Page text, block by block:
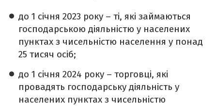
до 1 січня 2023 року – ті, які займаються
господарською діяльністю у населених
пунктах з чисельністю населення у понад
25 тисяч осіб;
до 1 січня 2024 року – торговці, які
провадять господарську діяльність у
населених пунктах з чисельністю